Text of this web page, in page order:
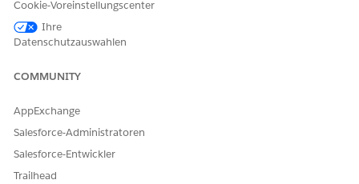
Transaktionssequenz: Eine Änderung der Laufzeit dient als
letzte Transaktion in der Kette, bevor ein Vermögenswert
abläuft.
innerhalb anderer Änderungen, Verlängerungen oder
Datumsobergrenzen: Das System verbietet die Festlegung
eines Enddatums, das vor dem Startdatum des aktuellen
Änderungs-, Verlängerungs- oder Stornierungsangebots
oder -auftrags liegt.
Vermögenswertauswirkung: Wenn ein
Cookie-Voreinstellungscenter
Ihre
Datenschutzauswahlen
COMMUNITY
AppExchange
Salesforce-Administratoren
Salesforce-Entwickler
Trailhead